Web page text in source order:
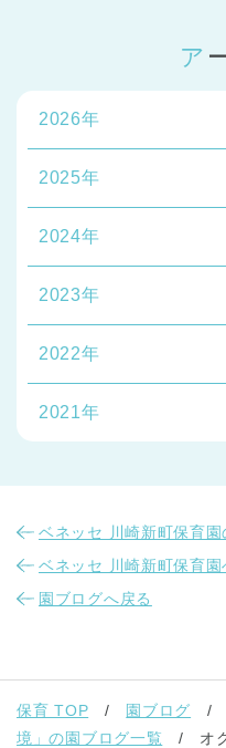
2026年
2025年
2024年
2023年
2022年
2021年
ベネッセ 川崎新町保育園
ベネッセ 川崎新町保育園
園ブログへ戻る
保育 TOP 園ブログ
境」の園ブログ一覧
オ